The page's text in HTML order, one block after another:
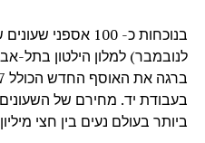
לנובמבר) למלון הילטון בתל-
בעבודת יד. מחירם של
ביותר בעולם נעים בין חצי מיליון ש"ח ועד